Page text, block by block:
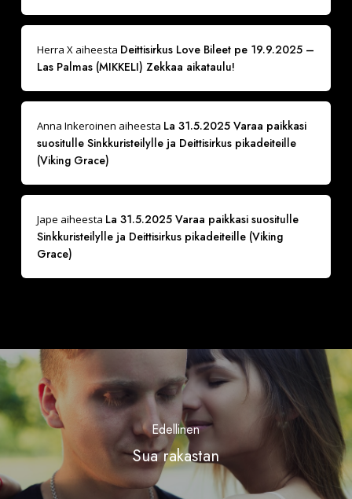
Herra Xaiheesta Deittisirkus Love Bileet pe 19.9.2025 –
Las Palmas (MIKKELI) Zekkaa aikataulu!
Anna Inkeroinen aiheesta La 31.5.2025 Varaa paikkasi
suositulle Sinkkuristeilylle ja Deittisirkus pikadeiteille
(Viking Grace)
Jape aiheesta La 31.5.2025 Varaa paikkasi suositulle
Sinkkuristeilylle ja Deittisirkus pikadeiteille (Viking
Grace)
Edellinen
Sua rakastan